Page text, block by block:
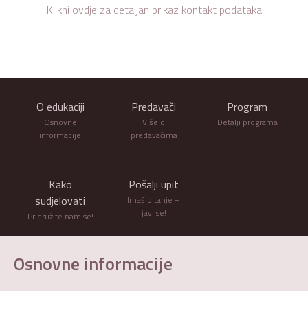
Klikni ovdje za detaljan prikaz kontakt podataka
O edukaciji
Osnovne
informacije
Predavači
Više o
predavačima
Program
Detalji programa
Kako
sudjelovati
Pridružite nam se!
Pošalji upit
Imaš pitanje –
javi se!
Osnovne informacije